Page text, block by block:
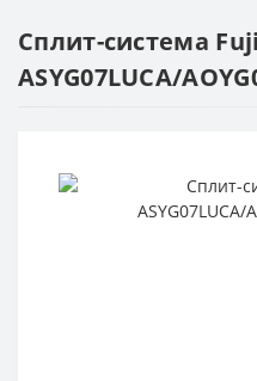
Сплит-система
ASYG07LUCA/